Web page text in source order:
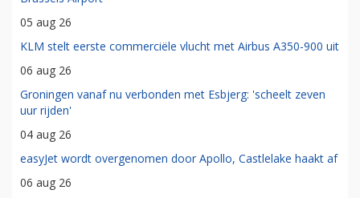
05 aug 26
KLM stelt eerste commerciële vlucht met Airbus A350-900 uit
06 aug 26
Groningen vanaf nu verbonden met Esbjerg: 'scheelt zeven
uur rijden'
04 aug 26
easyJet wordt overgenomen door Apollo, Castlelake haakt af
06 aug 26